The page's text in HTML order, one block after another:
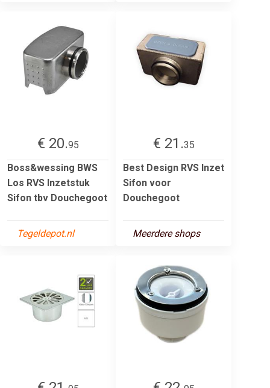
€ 20.95
Boss&wessing BWS
Los RVS Inzetstuk
Sifon tbv Douchegoot
Tegeldepot.nl
€ 21.35
Best Design RVS Inzet
Sifon voor
Douchegoot
Meerdere shops